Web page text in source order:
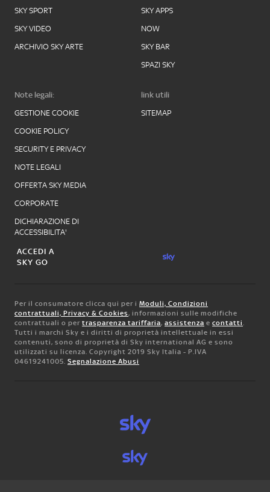
SKY SPORT
SKY VIDEO
ARCHIVIO SKY ARTE
SKY APPS
NOW
SKY BAR
SPAZI SKY
Note legali:
GESTIONE COOKIE
COOKIE POLICY
SECURITY E PRIVACY
NOTE LEGALI
OFFERTA SKY MEDIA
CORPORATE
DICHIARAZIONE DI
ACCESSIBILITA'
link utili
SITEMAP
ACCEDI A
SKY GO
Per il consumatore clicca qui per i Moduli, Condizioni
contrattuali, Privacy & Cookies, informazioni sulle modifiche
contrattuali o per trasparenza tariffaria, assistenza e contatti.
Tutti i marchi Sky e i diritti di proprietà intellettuale in essi
contenuti, sono di proprietà di Sky international AG e sono
utilizzati su licenza. Copyright 2019 Sky Italia - P.IVA
04619241005. Segnalazione Abusi